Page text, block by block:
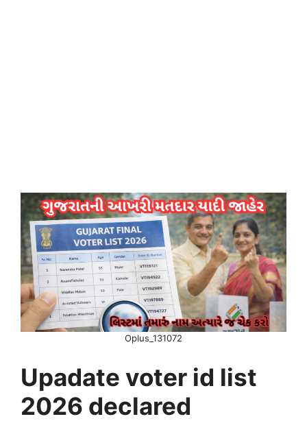
Oplus_131072
Upadate voter id list
2026 declared